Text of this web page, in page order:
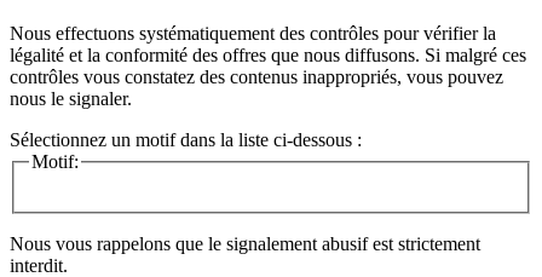
Nous effectuons systématiquement des contrôles pour vérifier la
légalité et la conformité des offres que nous diffusons. Si malgré ces
contrôles vous constatez des contenus inappropriés, vous pouvez
nous le signaler.
Sélectionnez un motif dans la liste ci-dessous :
Motif:
Nous vous rappelons que le signalement abusif est strictement
interdit.